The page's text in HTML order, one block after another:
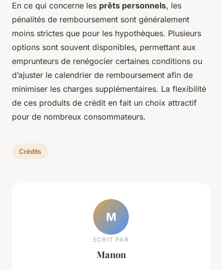
En ce qui concerne les prêts personnels, les
pénalités de remboursement sont généralement
moins strictes que pour les hypothèques. Plusieurs
options sont souvent disponibles, permettant aux
emprunteurs de renégocier certaines conditions ou
d’ajuster le calendrier de remboursement afin de
minimiser les charges supplémentaires. La flexibilité
de ces produits de crédit en fait un choix attractif
pour de nombreux consommateurs.
Crédits
M
ECRIT PAR
Manon